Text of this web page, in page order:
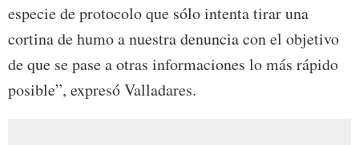
especie de protocolo que sólo intenta tirar una
cortina de humo a nuestra denuncia con el objetivo
de que se pase a otras informaciones lo más rápido
posible”, expresó Valladares.